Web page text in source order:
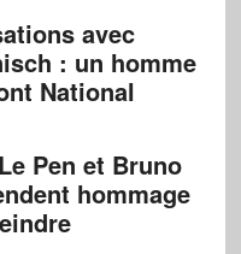
avec
: un homme
National
Pen et Bruno
hommage